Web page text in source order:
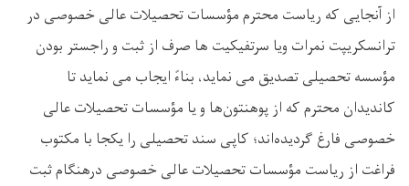
از آنجایی که ریاست محترم مؤسسات تحصیلات عالی خصوصی در
ترانسکریپت نمرات ویا سرتفیکیت ها صرف از ثبت و راجستر بودن
مؤسسه تحصیلی تصدیق می‌ نماید، بناءً ایجاب می ‌نماید تا
کاندیدان محترم که از پوهنتون‌ها و یا مؤسسات تحصیلات عالی
خصوصی فارغ گردیده‌اند؛ کاپی سند تحصیلی را یکجا با مکتوب
فراغت از ریاست مؤسسات تحصیلات عالی خصوصی درهنگام ثبت